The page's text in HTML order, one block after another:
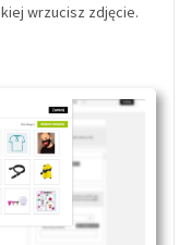
wrzucisz zdjęcie.